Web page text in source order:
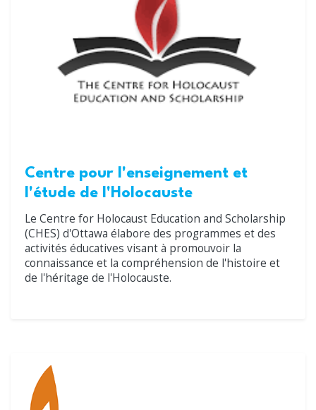
Centre pour l'enseignement et
l'étude de l'Holocauste
Le Centre for Holocaust Education and Scholarship
(CHES) d'Ottawa élabore des programmes et des
activités éducatives visant à promouvoir la
connaissance et la compréhension de l'histoire et
de l'héritage de l'Holocauste.